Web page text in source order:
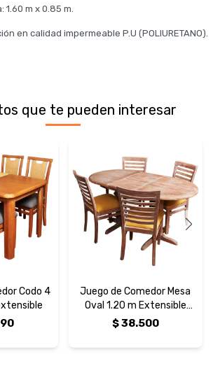
1.60 m x 0.85 m.
en calidad impermeable P.U (POLIURETANO).
que te pueden interesar
Codo 4
Juego de Comedor Mesa
Oval 1.20 m Extensible
Curvo Horizontal
$38.500